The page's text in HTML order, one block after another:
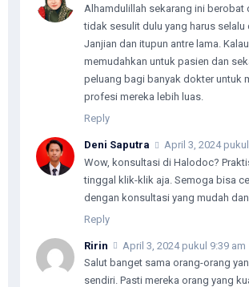
Alhamdulillah sekarang ini berobat
tidak sesulit dulu yang harus selalu
Janjian dan itupun antre lama.
memudahkan untuk pasien dan
peluang bagi banyak dokter untuk
profesi mereka lebih luas.
Reply
Deni Saputra
April 3, 2024
Wow, konsultasi di Halodoc?
tinggal klik-klik aja. Semoga bisa
dengan konsultasi yang mudah dan
Reply
Ririn
April 3, 2024 pukul 9:39 am
Salut banget sama orang-orang
sendiri. Pasti mereka orang yang